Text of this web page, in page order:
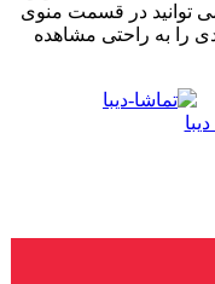
توانید در قسمت منوی
را به راحتی مشاهده